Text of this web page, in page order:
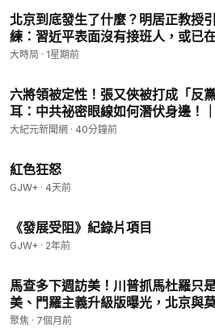
北京到底發生了什麼？明居正教授
練：習近平表面沒有接班人，或已
祥？不在軍中，某省委一把手？（
大時局 · 1星期前
六將領被定性！張又俠被打成「反
耳：中共祕密眼線如何潛伏身邊！
大紀元新聞網 · 40分鐘前
紅色狂怒
GJW+ · 4天前
《發展受阻》紀錄片項目
GJW+ · 2年前
馬查多下週訪美！川普抓馬杜羅只
美、門羅主義升級版曝光，北京與
【今日綜述-3pm】
聚焦 · 7個月前